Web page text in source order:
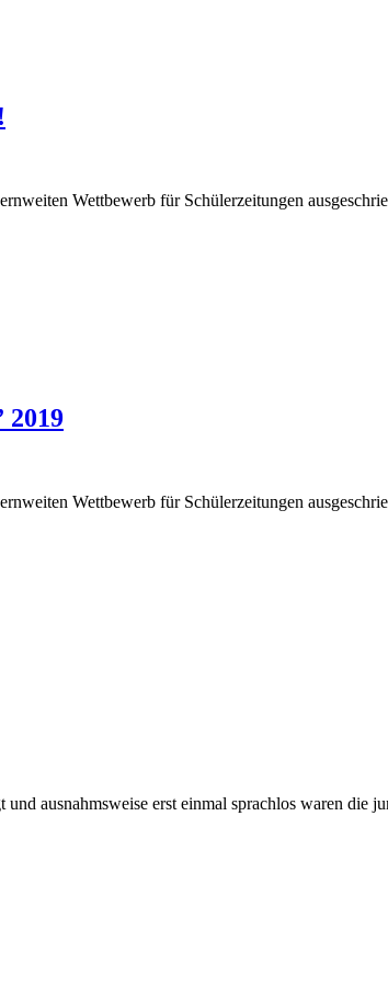
Wettbewerb für Schülerzeitungen
2019
Wettbewerb für Schülerzeitungen
ausnahmsweise erst einmal sprachlos waren die